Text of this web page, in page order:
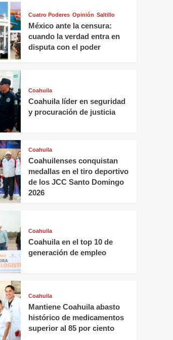
Cuatro Poderes Opinión Saltillo
México ante la censura:
cuando la verdad entra en
disputa con el poder
Coahuila
Coahuila líder en seguridad
y procuración de justicia
Coahuila
Coahuilenses conquistan
medallas en el tiro deportivo
de los JCC Santo Domingo
2026
Coahuila
Coahuila en el top 10 de
generación de empleo
Coahuila
Mantiene Coahuila abasto
histórico de medicamentos
superior al 85 por ciento